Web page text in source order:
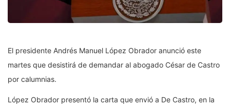
El presidente Andrés Manuel López Obrador anunció este
martes que desistirá de demandar al abogado César de Castro
por calumnias.
López Obrador presentó la carta que envió a De Castro, en la